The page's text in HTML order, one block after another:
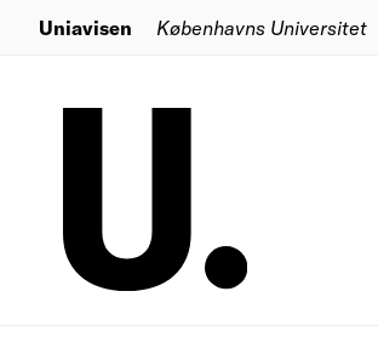
Uniavisen Københavns Universitet